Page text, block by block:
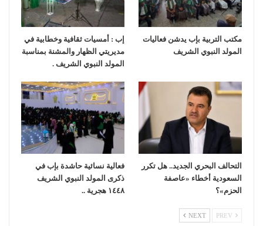
مكتب التربية بإب يدشن فعاليات
المولد النبوي الشريف
إب : أمسيات ثقافية وخطابية في
مديريتي الظهار والمشنة بمناسبة
المولد النبوي الشريف .
التحالف البحري الجديد.. هل تكرر
السعودية أخطاء «عاصفة
الحزم»؟
فعالية نسائية حاشدة بإب في
ذكرى المولد النبوي الشريف
١٤٤٨ هجرية ..
NEXT